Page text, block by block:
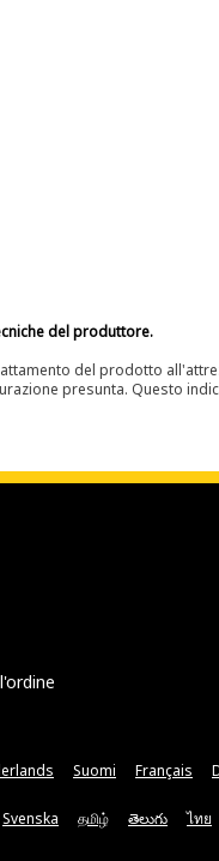
del produttore.
del prodotto
presunta. Questo
Suomi Français
Svenska தமிழ் తెలుగు ไทย